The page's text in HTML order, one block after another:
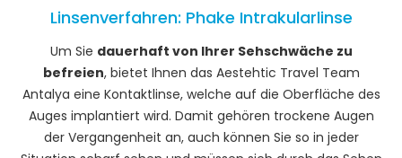
Linsenverfahren: Phake Intrakularlinse
Um Sie dauerhaft von Ihrer Sehschwäche zu
befreien, bietet Ihnen das Aestehtic Travel Team
Antalya eine Kontaktlinse, welche auf die Oberfläche des
Auges implantiert wird. Damit gehören trockene Augen
der Vergangenheit an, auch können Sie so in jeder